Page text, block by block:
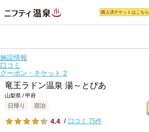
購入済チケットはこちら
施設情報
口コミ
クーポン・チケット 2
竜王ラドン温泉 湯～とぴあ
山梨県 / 甲府
日帰り 宿泊
4.4 / 口コミ 75件